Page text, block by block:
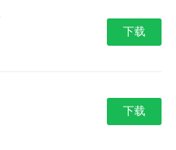
下载
下载